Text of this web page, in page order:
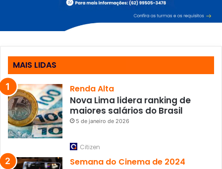
MAIS LIDAS
Renda Alta
Nova Lima lidera ranking de
maiores salários do Brasil
5 de janeiro de 2026
Citizen
Semana do Cinema de 2024